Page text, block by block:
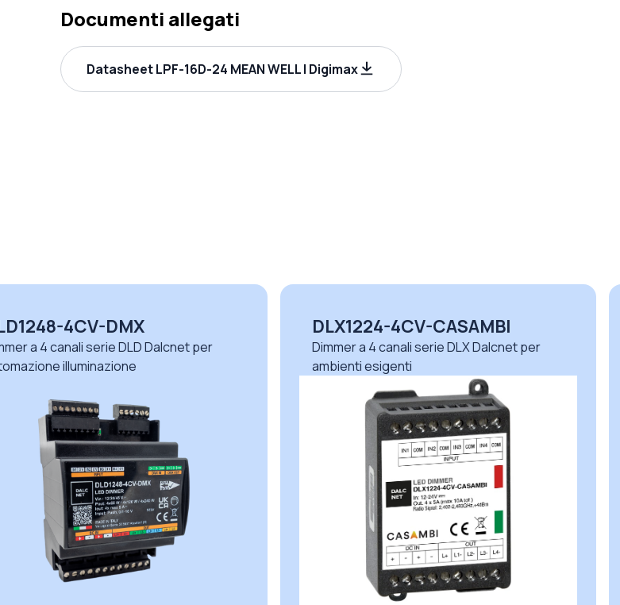
Documenti allegati
Datasheet LPF-16D-24 MEAN WELL | Digimax
DLX1224-4CV-CASAMBI
Dimmer a 4 canali serie DLX Dalcnet per
ambienti esigenti
DLM1224-1CV
Dimmer a 1 canale serie DLM Dalcnet per
uso professionale